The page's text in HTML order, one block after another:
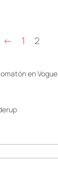
← 1 2
en Vogue